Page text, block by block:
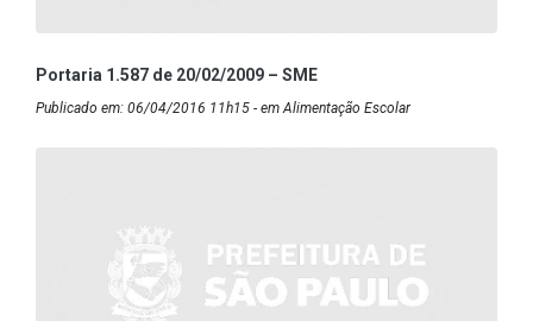
Portaria 1.587 de 20/02/2009 – SME
Publicado em: 06/04/2016 11h15 - em Alimentação Escolar